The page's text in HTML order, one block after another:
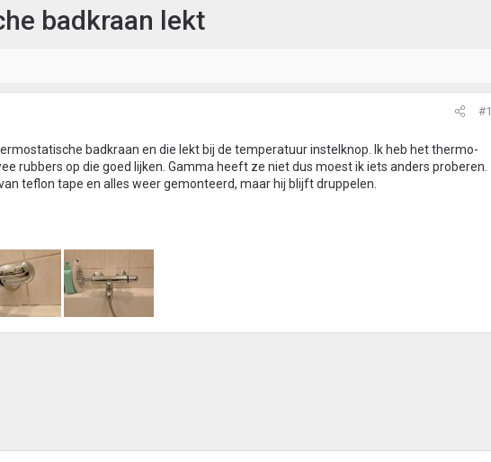
badkraan lekt
#1
badkraan en die lekt bij de temperatuur instelknop. Ik heb het thermo-
rubbers op die goed lijken. Gamma heeft ze niet dus moest ik iets anders proberen.
teflon tape en alles weer gemonteerd, maar hij blijft druppelen.